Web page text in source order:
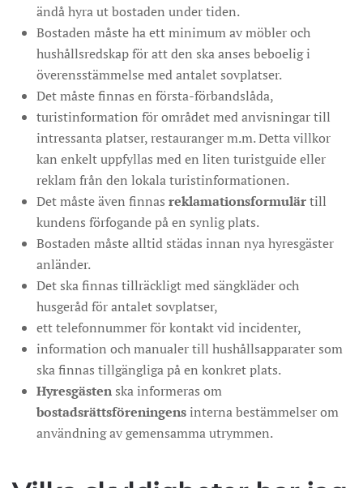
ändå hyra ut bostaden under tiden.
Bostaden måste ha ett minimum av möbler och
hushållsredskap för att den ska anses beboelig i
överensstämmelse med antalet sovplatser.
Det måste finnas en första-förbandslåda,
turistinformation för området med anvisningar till
intressanta platser, restauranger m.m. Detta villkor
kan enkelt uppfyllas med en liten turistguide eller
reklam från den lokala turistinformationen.
Det måste även finnas reklamationsformulärtill
kundens förfogande på en synlig plats.
Bostaden måste alltid städas innan nya hyresgäster
anländer.
Det ska finnas tillräckligt med sängkläder och
husgeråd för antalet sovplatser,
ett telefonnummer för kontakt vid incidenter,
information och manualer till hushållsapparater som
ska finnas tillgängliga på en konkret plats.
Hyresgästen ska informeras om
bostadsrättsföreningensinterna bestämmelser om
användning av gemensamma utrymmen.